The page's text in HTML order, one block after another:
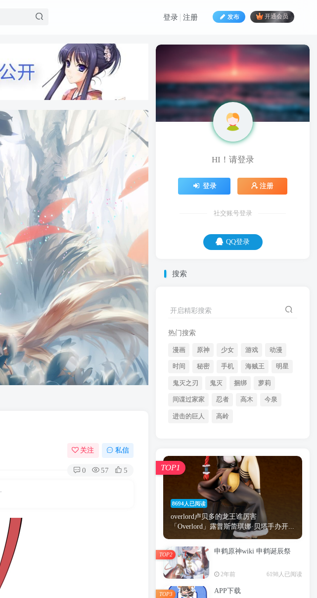
发布 开通会员
登录 注册
关注 私信
0 57 5
HI！请登录
登录 注册
社交账号登录
QQ登录
搜索
开启精彩搜索
热门搜索
漫画 原神 少女 游戏 动漫
时间 秘密 手机 海贼王 明星
鬼灭之刃 鬼灭 捆绑 萝莉
间谍过家家 忍者 高木 今泉
进击的巨人 高岭
8694人已阅读
overlord卢贝多的龙王谁厉害
「Overlord」露普斯蕾琪娜·贝塔手办开...
TOP1
申鹤原神wiki 申鹤诞辰祭
2年前 6198人已阅读
TOP2
APP下载
TOP3
HI！请登录
登录 注册
社交账号登录
QQ登录
我的超能力，就是所有事情，都超出了我
时间 秘密 手机 海贼王
鬼灭 捆绑 萝莉
间谍过家家 忍者 高木
进击的巨人 高岭
TOP1